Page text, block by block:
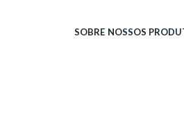
SOBRE NOSSOS